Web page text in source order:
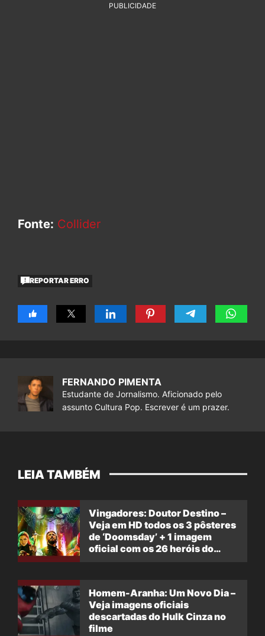
PUBLICIDADE
Fonte: Collider
REPORTAR ERRO
FERNANDO PIMENTA
Estudante de Jornalismo. Aficionado pelo
assunto Cultura Pop. Escrever é um prazer.
LEIA TAMBÉM
Vingadores: Doutor Destino –
Veja em HD todos os 3 pôsteres
de ‘Doomsday’ + 1 imagem
oficial com os 26 heróis do
Homem-Aranha: Um Novo Dia –
Veja imagens oficiais
descartadas do Hulk Cinza no
filme